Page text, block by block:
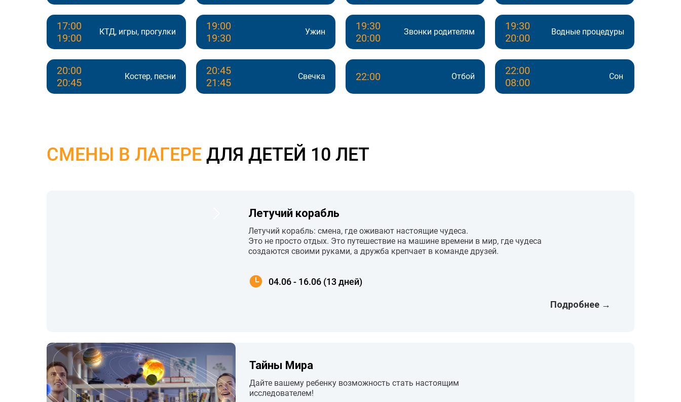
Ужин
КТД, игры, прогулки
19:00
19:30
17:00
19:00
Звонки родителям Водные процедуры
Костер, песни Свечка Сон
Отбой
19:30
20:00
19:30
20:00
20:00
20:45
20:45
21:45
22:00
08:00
22:00
СМЕНЫ В ЛАГЕРЕ ДЛЯ ДЕТЕЙ 10 ЛЕТ
Дайте вашему ребенку возможность стать настоящим
исследователем!
Тайны Мира
Подробнее →
04.06 - 16.06 (13 дней)
Летучий корабль: смена, где оживают настоящие чудеса.
Это не просто отдых. Это путешествие на машине времени в мир, где чудеса
создаются своими руками, а дружба крепчает в команде друзей.
Летучий корабль